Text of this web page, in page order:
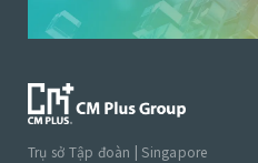
Trụ sở Tập đoàn | Singapore